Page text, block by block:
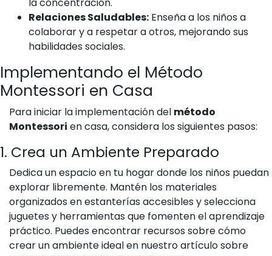
Relaciones Saludables: Enseña a los niños a
colaborar y a respetar a otros, mejorando sus
habilidades sociales.
Implementando el Método
Montessori en Casa
Para iniciar la implementación del método
Montessori en casa, considera los siguientes pasos:
1. Crea un Ambiente Preparado
Dedica un espacio en tu hogar donde los niños puedan
explorar libremente. Mantén los materiales
organizados en estanterías accesibles y selecciona
juguetes y herramientas que fomenten el aprendizaje
práctico. Puedes encontrar recursos sobre cómo
crear un ambiente ideal en nuestro artículo sobre